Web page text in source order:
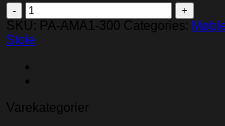
Magna
stol
quantity
SKU: PA-AMA1-300 Categories:
Stole
Varekategorier